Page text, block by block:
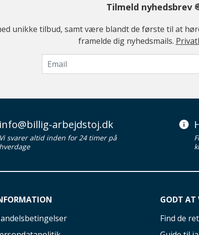
Tilmeld nyhedsbrev
unikke tilbud, samt være blandt de første til at
framelde dig nyhedsmails.
info@billig-arbejdstoj.dk
Vi svarer altid inden for 24 timer på
hverdage
GODT AT
Find de